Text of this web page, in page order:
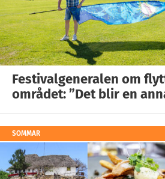
Festivalgeneralen om
området: ”Det blir en
SOMMAR